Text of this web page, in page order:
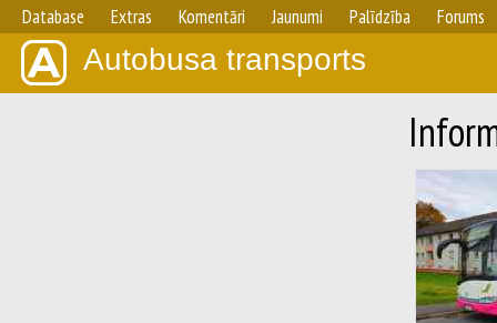
Database Extras Komentāri Jaunumi Palīdzība Forums
Autobusa transports